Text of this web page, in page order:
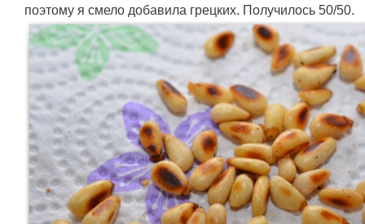
поэтому я смело добавила грецких. Получилось 50/50.